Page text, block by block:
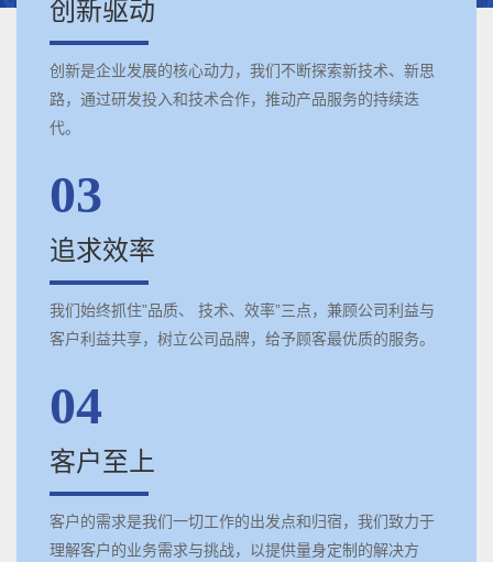
创新驱动
创新是企业发展的核心动力，我们不断探索新技术、新思
路，通过研发投入和技术合作，推动产品服务的持续迭
代。
03
追求效率
我们始终抓住”品质、 技术、效率”三点，兼顾公司利益与
客户利益共享，树立公司品牌，给予顾客最优质的服务。
04
客户至上
客户的需求是我们一切工作的出发点和归宿，我们致力于
理解客户的业务需求与挑战，以提供量身定制的解决方